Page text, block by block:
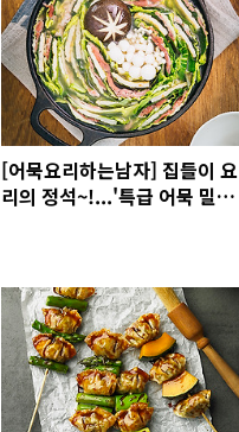
[어묵요리하는남자] 집들이 요
리의 정석~!...'특급 어묵 밀푀